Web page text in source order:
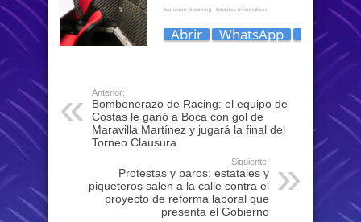
Anterior:
Bombonerazo de Racing: el equipo de
Costas le ganó a Boca con gol de
Maravilla Martínez y jugará la final del
Torneo Clausura
Siguiente:
Protestas y paros: estatales y
piqueteros salen a la calle contra el
proyecto de reforma laboral que
presenta el Gobierno